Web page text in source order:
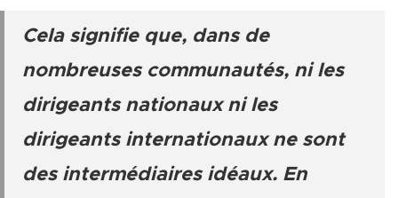
Cela signifie que, dans de
nombreuses communautés, ni les
dirigeants nationaux ni les
dirigeants internationaux ne sont
des intermédiaires idéaux. En